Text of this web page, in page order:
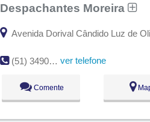
Despachantes Moreira
Avenida Dorival Cândido Luz de
(51) 3490-3325 ver telefone
Comente